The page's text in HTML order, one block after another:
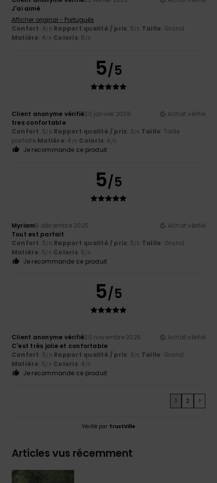
J'ai aimé
Afficher original - Português
Confort: 4/5 Rapport qualité / prix: 5/5 Taille: Grand
Matière: 4/5 Coloris: 5 /5
5/5
Client anonyme vérifié20 janvier 2026
Achat vérifié
tres confortable
Confort: 5/5 Rapport qualité / prix: 3/5 Taille: Taille
parfaite Matière: 4 /5 Coloris: 4 /5
Je recommande ce produit
5/5
Myriam5 décembre 2025
Achat vérifié
Tout est parfait
Confort: 5/5 Rapport qualité / prix: 5/5 Taille: Grand
Matière: 5/5 Coloris: 5 /5
Je recommande ce produit
5/5
Client anonyme vérifié20 novembre 2025
Achat vérifié
C'est très jolie et confortable
Confort: 5/5 Rapport qualité / prix: 3/5 Taille: Grand
Matière: 5/5 Coloris: 4 /5
Je recommande ce produit
1 2 >
Vérifié par TrustVille
Articles vus récemment